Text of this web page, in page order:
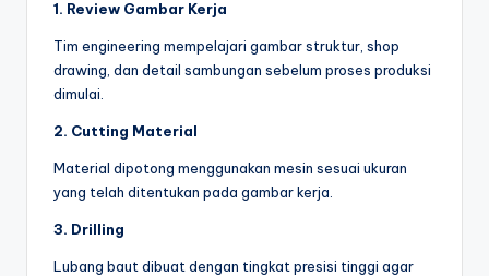
1. Review Gambar Kerja
Tim engineering mempelajari gambar struktur, shop
drawing, dan detail sambungan sebelum proses produksi
dimulai.
2. Cutting Material
Material dipotong menggunakan mesin sesuai ukuran
yang telah ditentukan pada gambar kerja.
3. Drilling
Lubang baut dibuat dengan tingkat presisi tinggi agar